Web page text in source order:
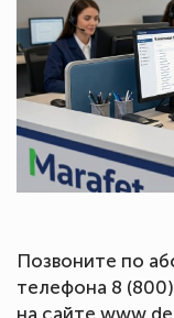
Позвоните по
телефона 8
на сайте